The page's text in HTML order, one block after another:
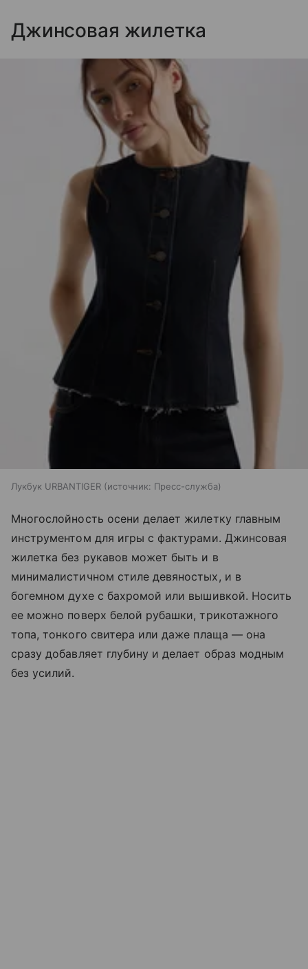
Джинсовая жилетка
Лукбук URBANTIGER источник: Пресс-служба
Многослойность осени делает жилетку главным
инструментом для игры с фактурами. Джинсовая
жилетка без рукавов может быть и в
минималистичном стиле девяностых, и в
богемном духе с бахромой или вышивкой. Носить
ее можно поверх белой рубашки, трикотажного
топа, тонкого свитера или даже плаща — она
сразу добавляет глубину и делает образ модным
без усилий.